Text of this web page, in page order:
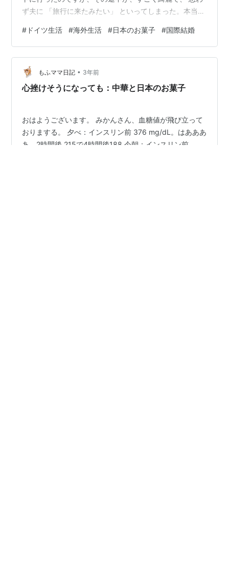
ず夫に 「旅行に来たみたい」 といってしまった。本当に
気が付いたらもう夏か冬かという感じでしたが、ドイツ
では季節を感じます。 写真撮りたかったけど、珍しくス
マホを忘れていました（汗） ところで、ここ最近、煎餅
が食べたくて、注文しようかと思っていたのですが、煎
餅を見つけました。煎餅はたまに売られていることがあ
# ドイツ生活 #海外生活 #日本のお菓子 #国際結婚
もふママ日記 • 3年前
心挫けそうになっても：中華と日本のお菓子